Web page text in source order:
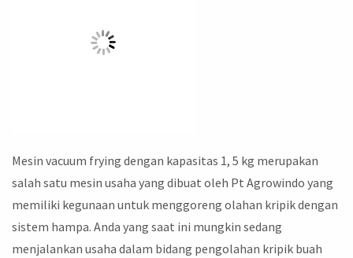
Mesin vacuum frying dengan kapasitas 1, 5 kg merupakan
salah satu mesin usaha yang dibuat oleh Pt Agrowindo yang
memiliki kegunaan untuk menggoreng olahan kripik dengan
sistem hampa. Anda yang saat ini mungkin sedang
menjalankan usaha dalam bidang pengolahan kripik buah